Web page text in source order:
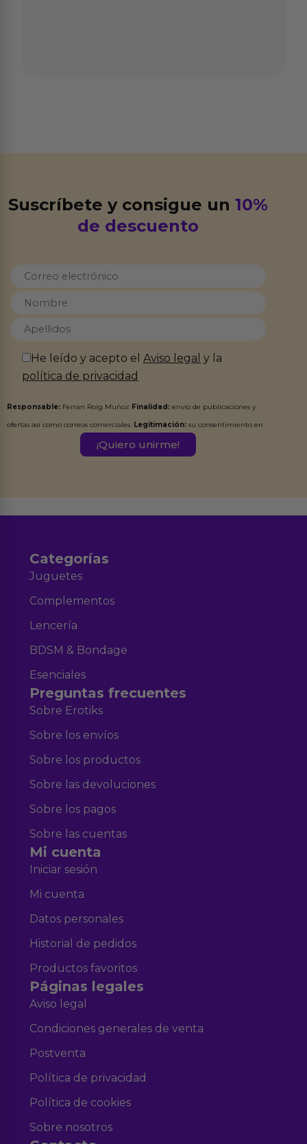
Suscríbete y consigue un10%
de descuento
He leído y acepto elAviso legal y la
política de privacidad
Responsable: Ferran Roig Muñoz Finalidad: envío de publicaciones y
ofertas así como correos comerciales. Legitimación: su consentimiento en
Destinatarios:Ferran Roig Muñoz. Podrás ejercer tus
Categorías
Juguetes
Complementos
Lencería
BDSM & Bondage
Esenciales
Preguntas frecuentes
Sobre Erotiks
Sobre los envíos
Sobre los productos
Sobre las devoluciones
Sobre los pagos
Sobre las cuentas
Mi cuenta
Iniciar sesión
Mi cuenta
Datos personales
Historial de pedidos
Productos favoritos
Páginas legales
Aviso legal
Condiciones generales de venta
Postventa
Política de privacidad
Política de cookies
Sobre nosotros